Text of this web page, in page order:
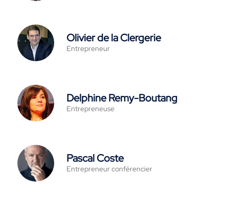
Olivier de la Clergerie
Entrepreneur
Delphine Remy-Boutang
Entrepreneuse
Pascal Coste
Entrepreneur conférencier